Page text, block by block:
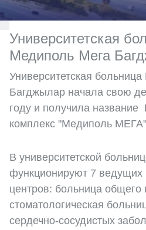
Университетская
Медиполь Мега
Университетская
Багджылар начала свою
году и получила
комплекс "Медиполь
В университетской
функционируют 7 ведущих
центров: больница
стоматологическая
сердечно-сосудистых